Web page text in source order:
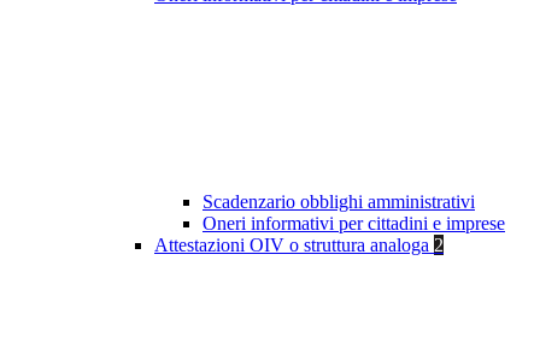
Scadenzario obblighi amministrativi
Oneri informativi per cittadini e imprese
Attestazioni OIV o struttura analoga 2